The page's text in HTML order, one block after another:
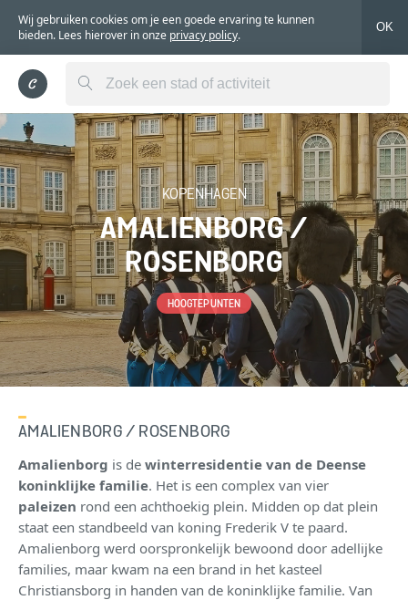
Wij gebruiken cookies om je een goede ervaring te kunnen
bieden. Lees hierover in onze privacy policy.
OK
KOPENHAGEN
AMALIENBORG /
ROSENBORG
HOOGTEPUNTEN
AMALIENBORG / ROSENBORG
Amalienborg is de winterresidentie van de Deense
koninklijke familie. Het is een complex van vier
paleizen rond een achthoekig plein. Midden op dat plein
staat een standbeeld van koning Frederik V te paard.
Amalienborg werd oorspronkelijk bewoond door adellijke
families, maar kwam na een brand in het kasteel
Christiansborg in handen van de koninklijke familie. Van